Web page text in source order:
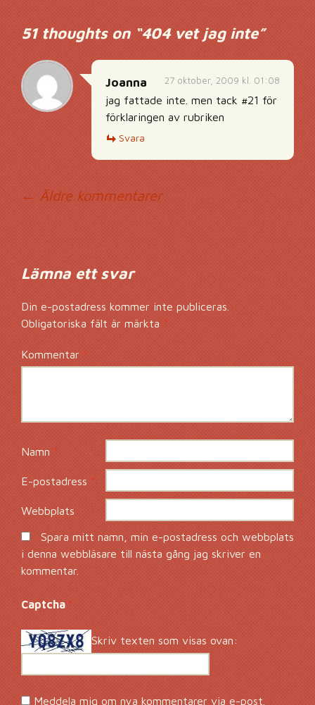
51 thoughts on “404 vet jag inte”
27 oktober, 2009 kl. 01:08
Joanna
jag fattade inte. men tack #21 för
förklaringen av rubriken
Svara
← Äldre kommentarer
Lämna ett svar
Din e-postadress kommer inte publiceras.
Obligatoriska fält är märkta*
Kommentar*
Namn*
E-postadress*
Webbplats
Spara mitt namn, min e-postadress och webbplats
i denna webbläsare till nästa gång jag skriver en
kommentar.
Captcha *
Skriv texten som visas ovan:
Meddela mig om nya kommentarer via e-post.